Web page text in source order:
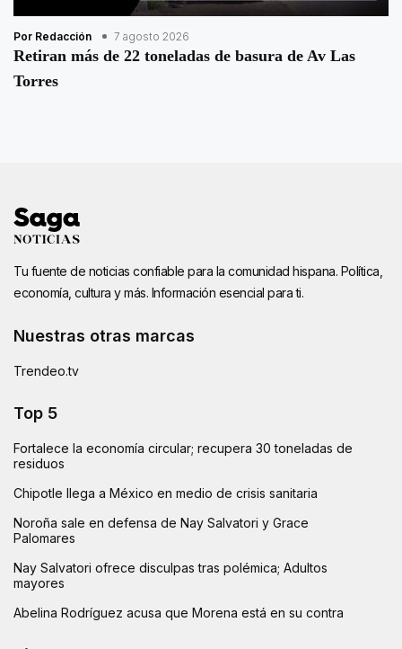
Por Redacción 7 agosto 2026
Retiran más de 22 toneladas de basura de Av Las
Torres
Tu fuente de noticias confiable para la comunidad hispana. Política,
economía, cultura y más. Información esencial para ti.
Nuestras otras marcas
Trendeo.tv
Top 5
Fortalece la economía circular; recupera 30 toneladas de
residuos
Chipotle llega a México en medio de crisis sanitaria
Noroña sale en defensa de Nay Salvatori y Grace
Palomares
Nay Salvatori ofrece disculpas tras polémica; Adultos
mayores
Abelina Rodríguez acusa que Morena está en su contra